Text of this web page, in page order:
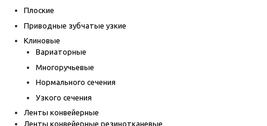
Плоские
Приводные зубчатые узкие
Клиновые
Вариаторные
Многоручьевые
Нормального сечения
Узкого сечения
Ленты конвейерные
Ленты конвейерные резинотканевые